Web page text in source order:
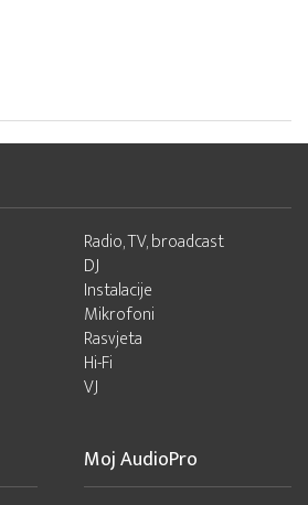
Radio, TV, broadcast
DJ
Instalacije
Mikrofoni
Rasvjeta
Hi-Fi
VJ
Moj AudioPro